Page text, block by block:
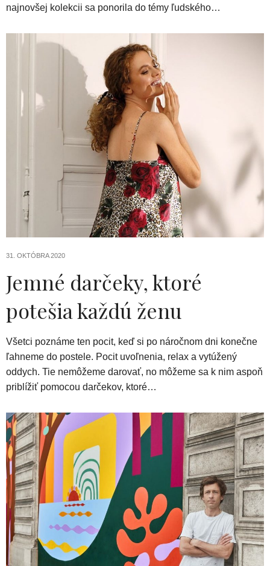
najnovšej kolekcii sa ponorila do témy ľudského…
31. OKTÓBRA 2020
Jemné darčeky, ktoré
potešia každú ženu
Všetci poznáme ten pocit, keď si po náročnom dni konečne
ľahneme do postele. Pocit uvoľnenia, relax a vytúžený
oddych. Tie nemôžeme darovať, no môžeme sa k nim aspoň
priblížiť pomocou darčekov, ktoré…